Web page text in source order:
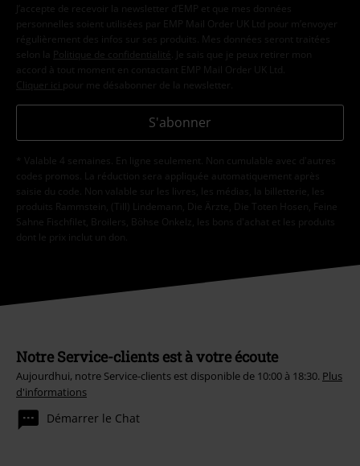
J’accepte de recevoir la newsletter d’EMP et que mes données
personnelles soient utilisées par EMP Mail Order UK Ltd pour m’envoyer
régulièrement des infos sur ses produits. Mes données seront traitées
selon la
Politique de confidentialité . Je sais que je peux retirer mon
accord à tout moment en contactant EMP Mail Order UK Ltd.
Cliquer ici pour me désabonner de la newsletter.
S'abonner
* Valable 4 semaines. En ligne seulement. Non cumulable avec d'autres
codes promos. La réduction sera appliquée automatiquement après
saisie du code. Non valable sur les livres, les médias, la billetterie, les
produits Rammstein, (Till) Lindemann, Die Ärzte, Die Toten Hosen, Feine
Sahne Fischfilet, Broilers, Böhse Onkelz, les bons d'achat et les produits
dont le prix inclut un don.
Notre Service-clients est à votre écoute
Aujourdhui, notre Service-clients est disponible de 10:00 à 18:30. Plus
d'informations
Démarrer le Chat